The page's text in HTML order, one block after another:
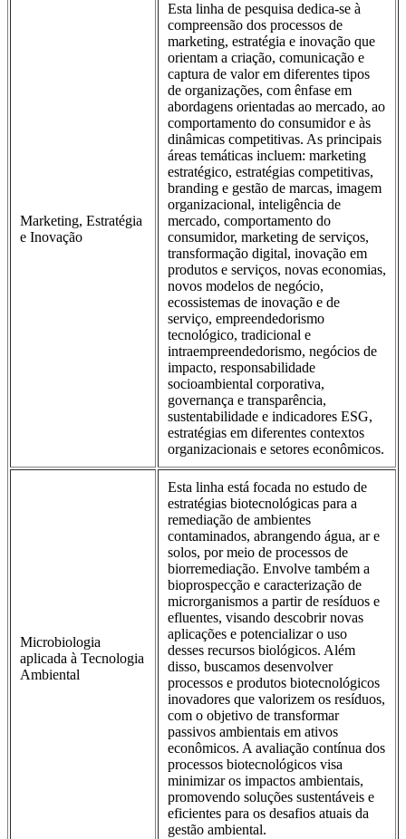
Marketing, Estratégia
e Inovação
Esta linha de pesquisa dedica-se à
compreensão dos processos de
marketing, estratégia e inovação que
orientam a criação, comunicação e
captura de valor em diferentes tipos
de organizações, com ênfase em
abordagens orientadas ao mercado, ao
comportamento do consumidor e às
dinâmicas competitivas. As principais
áreas temáticas incluem: marketing
estratégico, estratégias competitivas,
branding e gestão de marcas, imagem
organizacional, inteligência de
mercado, comportamento do
consumidor, marketing de serviços,
transformação digital, inovação em
produtos e serviços, novas economias,
novos modelos de negócio,
ecossistemas de inovação e de
serviço, empreendedorismo
tecnológico, tradicional e
intraempreendedorismo, negócios de
impacto, responsabilidade
socioambiental corporativa,
governança e transparência,
sustentabilidade e indicadores ESG,
estratégias em diferentes contextos
organizacionais e setores econômicos.
Microbiologia
aplicada à Tecnologia
Ambiental
Esta linha está focada no estudo de
estratégias biotecnológicas para a
remediação de ambientes
contaminados, abrangendo água, ar e
solos, por meio de processos de
biorremediação. Envolve também a
bioprospecção e caracterização de
microrganismos a partir de resíduos e
efluentes, visando descobrir novas
aplicações e potencializar o uso
desses recursos biológicos. Além
disso, buscamos desenvolver
processos e produtos biotecnológicos
inovadores que valorizem os resíduos,
com o objetivo de transformar
passivos ambientais em ativos
econômicos. A avaliação contínua dos
processos biotecnológicos visa
minimizar os impactos ambientais,
promovendo soluções sustentáveis e
eficientes para os desafios atuais da
gestão ambiental.